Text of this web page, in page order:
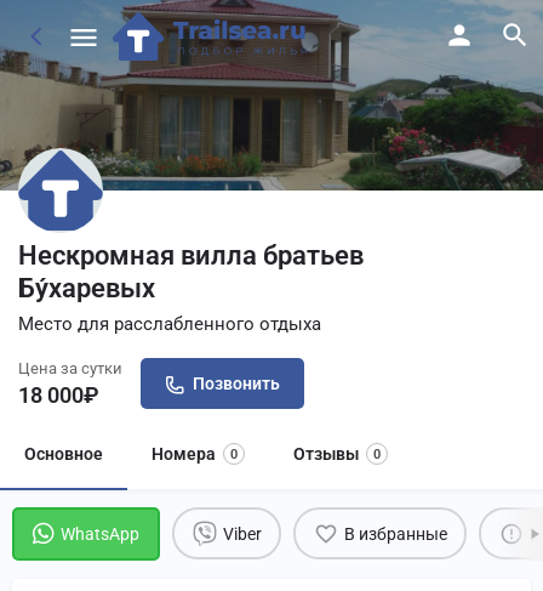
Нескромная вилла братьев
Бу́харевых
Место для расслабленного отдыха
Цена за сутки
18 000₽ Позвонить
Основное Номера 0 Отзывы 0
WhatsApp Viber В избранные